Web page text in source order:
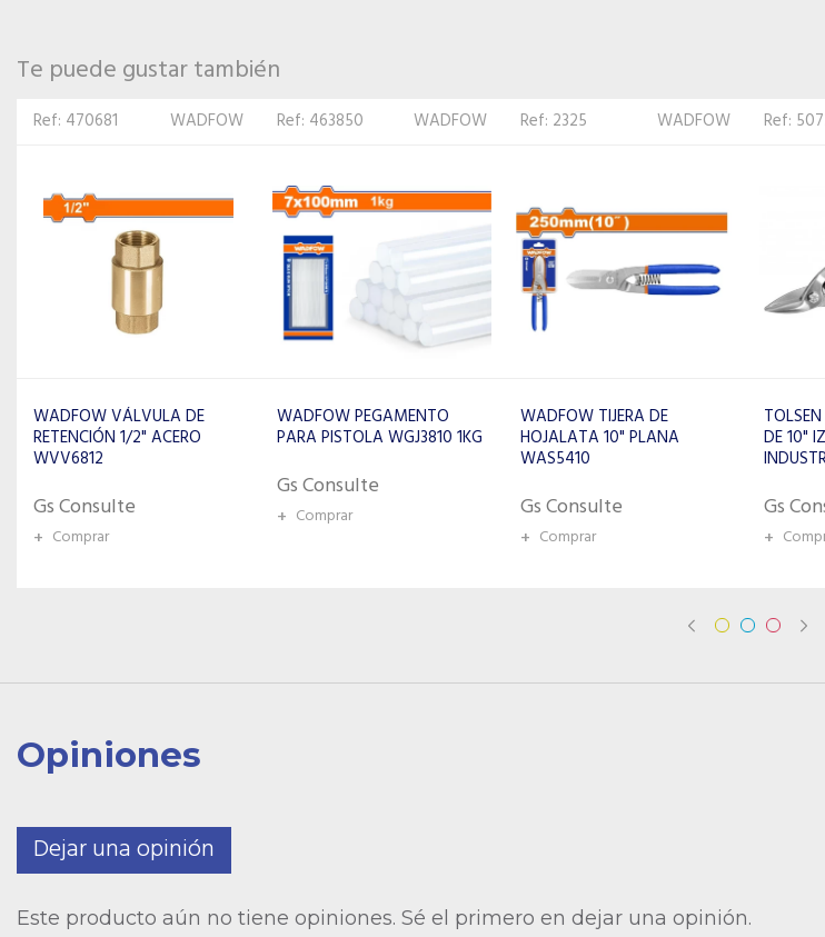
Te puede gustar también
Ref: 463850 WADFOW
WADFOW PEGAMENTO
PARA PISTOLA WGJ3810 1KG
+ Comprar
Ref: 2325 WADFOW
WADFOW TIJERA DE
HOJALATA 10" PLANA
Gs Consulte
Ref: 507264 TOLSEN
TOLSEN TIJERA DE AVIACIÓN
DE 10" IZQUIERDA
Gs Consulte
+ Comprar
Ref:
TOTAL
+
Opiniones
Dejar una opinión
Este producto aún no tiene opiniones. Sé el primero en dejar una opinión.